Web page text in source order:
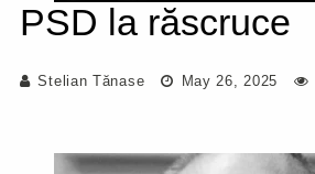
PSD la răscruce
Stelian Tănase May 26, 2025